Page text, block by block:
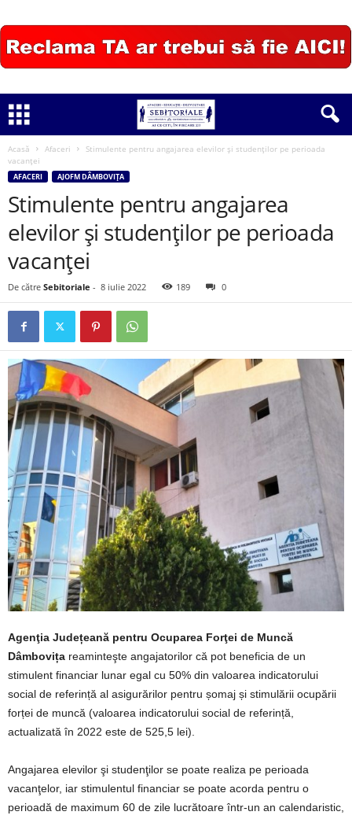
Acasă Afaceri
Stimulente pentru angajarea elevilor şi studenţilor pe perioada
vacanţei
AFACERI AJOFM DÂMBOVIȚA
Stimulente pentru angajarea
elevilor şi studenţilor pe perioada
vacanţei
De către Sebitoriale - 8 iulie 2022 189 0
Agenţia Județeană pentru Ocuparea Forţei de Muncă
Dâmbovița reaminteşte angajatorilor că pot beneficia de un
stimulent financiar lunar egal cu 50% din valoarea indicatorului
social de referință al asigurărilor pentru șomaj și stimulării ocupării
forței de muncă (valoarea indicatorului social de referință,
actualizată în 2022 este de 525,5 lei).
Angajarea elevilor şi studenţilor se poate realiza pe perioada
vacanţelor, iar stimulentul financiar se poate acorda pentru o
perioadă de maximum 60 de zile lucrătoare într-un an calendaristic,